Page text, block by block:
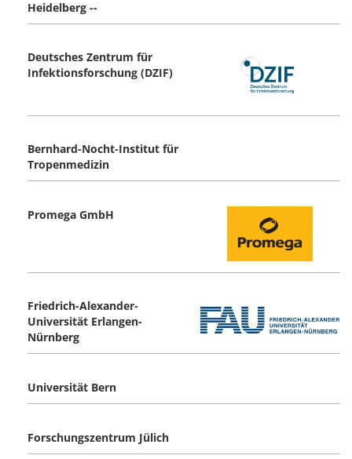
Heidelberg --
Deutsches Zentrum für
Infektionsforschung (DZIF)
Bernhard-Nocht-Institut für
Tropenmedizin
Promega GmbH
Friedrich-Alexander-
Universität Erlangen-
Nürnberg
Universität Bern
Forschungszentrum Jülich